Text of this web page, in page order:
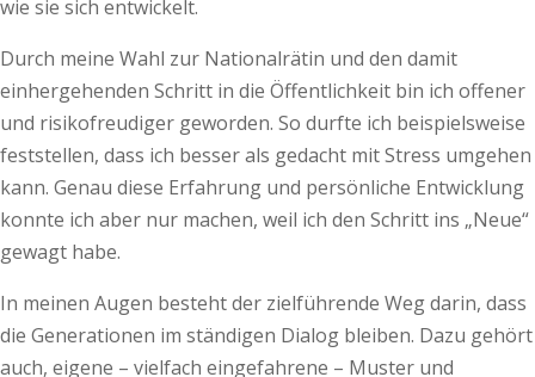
wie sie sich entwickelt.
Durch meine Wahl zur Nationalrätin und den damit
einhergehenden Schritt in die Öffentlichkeit bin ich offener
und risikofreudiger geworden. So durfte ich beispielsweise
feststellen, dass ich besser als gedacht mit Stress umgehen
kann. Genau diese Erfahrung und persönliche Entwicklung
konnte ich aber nur machen, weil ich den Schritt ins „Neue“
gewagt habe.
In meinen Augen besteht der zielführende Weg darin, dass
die Generationen im ständigen Dialog bleiben. Dazu gehört
auch, eigene – vielfach eingefahrene – Muster und